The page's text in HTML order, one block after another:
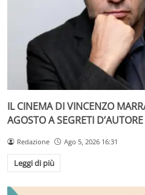
IL CINEMA DI VINCENZO
AGOSTO A SEGRETI D’AUTORE
Redazione Ago 5, 2026 16:31
Leggi di più